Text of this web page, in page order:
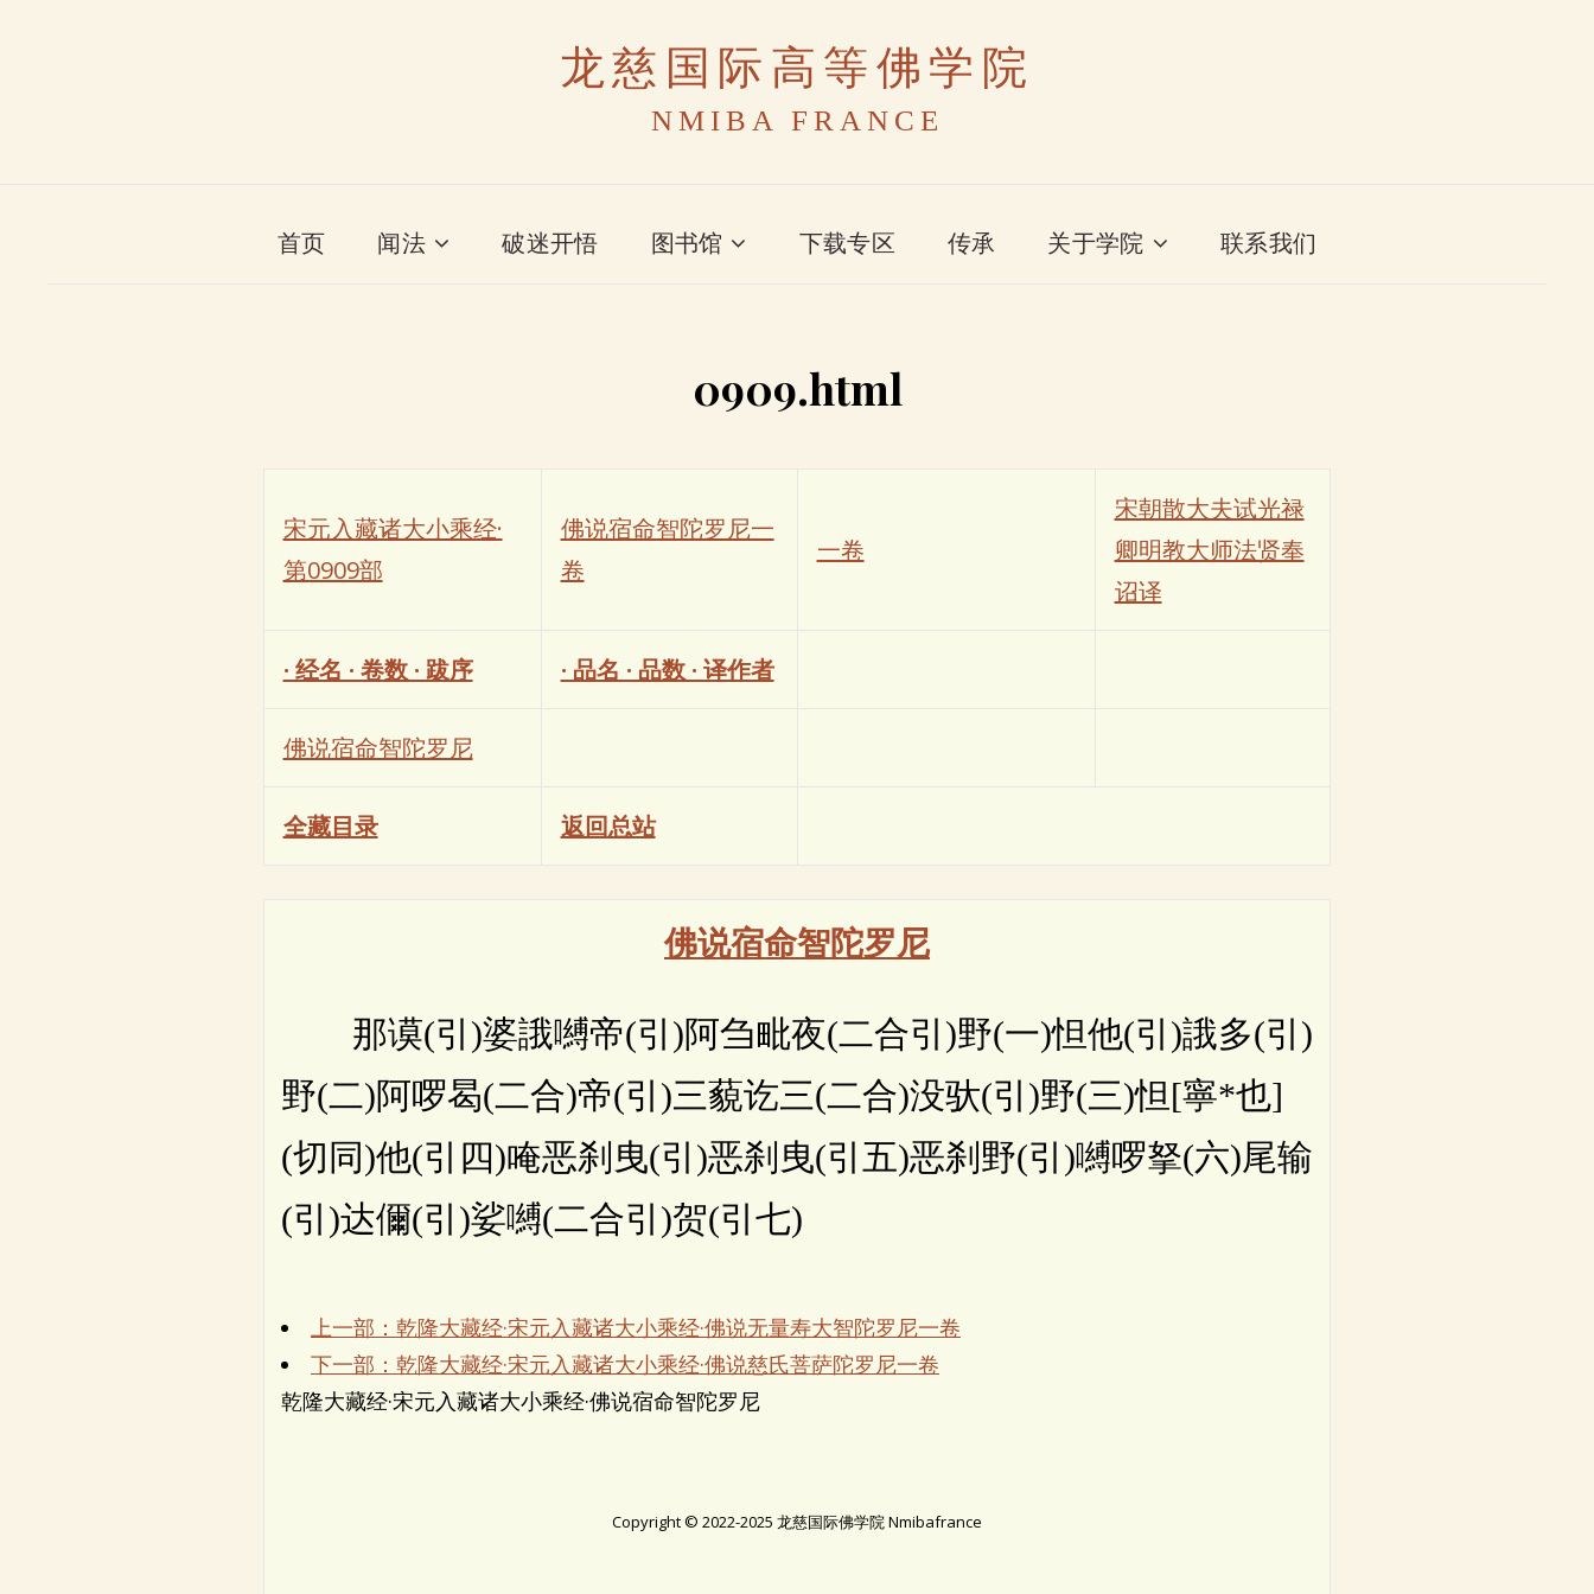
龙慈国际高等佛学院
NMIBA FRANCE
首页 闻法 破迷开悟 图书馆 下载专区 传承 关于学院 联系我们
0909.html
宋元入藏诸大小乘经·
第0909部
佛说宿命智陀罗尼一
卷
一卷
宋朝散大夫试光禄
卿明教大师法贤奉
诏译
· 经名 · 卷数 · 跋序 · 品名 · 品数 · 译作者
佛说宿命智陀罗尼
全藏目录 返回总站
佛说宿命智陀罗尼
那谟(引)婆誐嚩帝(引)阿刍毗夜(二合引)野(一)怛他(引)誐多(引)
野(二)阿啰曷(二合)帝(引)三藐讫三(二合)没驮(引)野(三)怛[寧*也]
(切同)他(引四)唵恶刹曳(引)恶刹曳(引五)恶刹野(引)嚩啰拏(六)尾输
(引)达儞(引)娑嚩(二合引)贺(引七)
上一部：乾隆大藏经·宋元入藏诸大小乘经·佛说无量寿大智陀罗尼一卷
下一部：乾隆大藏经·宋元入藏诸大小乘经·佛说慈氏菩萨陀罗尼一卷
乾隆大藏经·宋元入藏诸大小乘经·佛说宿命智陀罗尼
Copyright © 2022-2025 龙慈国际佛学院 Nmibafrance